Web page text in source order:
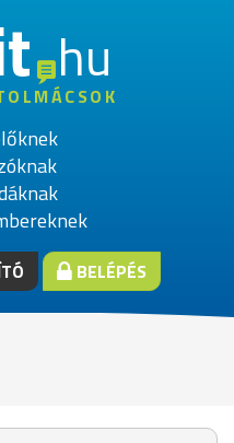
hu
BELÉPÉS